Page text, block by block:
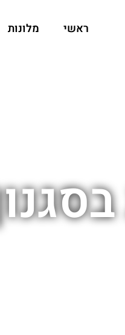
ראשי מלונות